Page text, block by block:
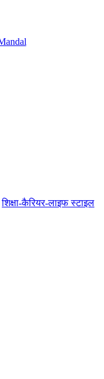
शिक्षा-कैरियर-लाइफ स्टाइल